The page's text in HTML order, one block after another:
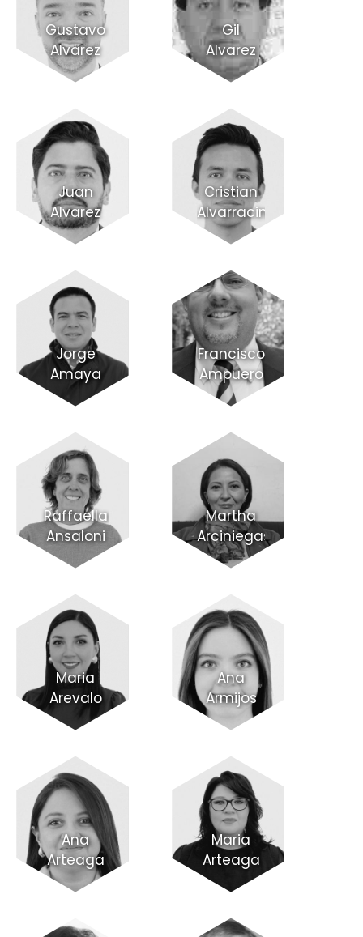
Gustavo
Alvarez
Gil
Alvarez
Juan
Alvarez
Cristian
Alvarracin
Jorge
Amaya
Francisco
Ampuero
Raffaella
Ansaloni
Martha
Arciniegas
Maria
Arevalo
Ana
Armijos
Ana
Arteaga
Maria
Arteaga